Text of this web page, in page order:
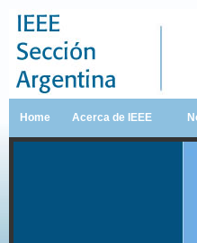
Home Acerca de IEEE